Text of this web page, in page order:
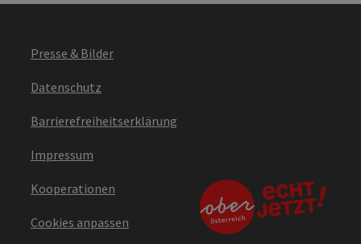
Presse & Bilder
Datenschutz
Barrierefreiheitserklärung
Impressum
Kooperationen
Cookies anpassen